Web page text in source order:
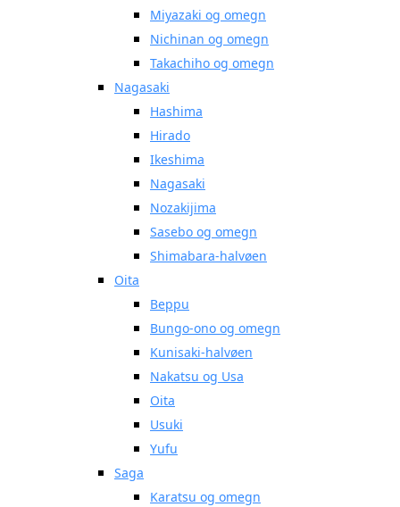
Miyazaki og omegn
Nichinan og omegn
Takachiho og omegn
Nagasaki
Hashima
Hirado
Ikeshima
Nagasaki
Nozakijima
Sasebo og omegn
Shimabara-halvøen
Oita
Beppu
Bungo-ono og omegn
Kunisaki-halvøen
Nakatsu og Usa
Oita
Usuki
Yufu
Saga
Karatsu og omegn